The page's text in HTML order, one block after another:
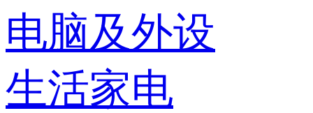
电脑及外设
生活家电